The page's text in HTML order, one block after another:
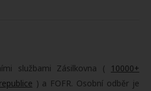
službami Zásilkovna (
10000+
) a FOFR. Osobní odběr je